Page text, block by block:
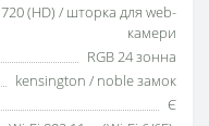
720 (HD) / шторка для web-
камери
RGB 24 зонна
kensington / noble замок
Є